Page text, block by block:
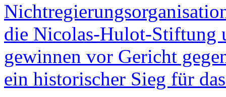
die Nicolas-Hulot-Stiftung
gewinnen vor Gericht
ein historischer Sieg für